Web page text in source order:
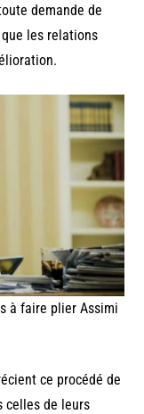
demande de
les relations
à faire plier Assimi
ce procédé de
celles de leurs